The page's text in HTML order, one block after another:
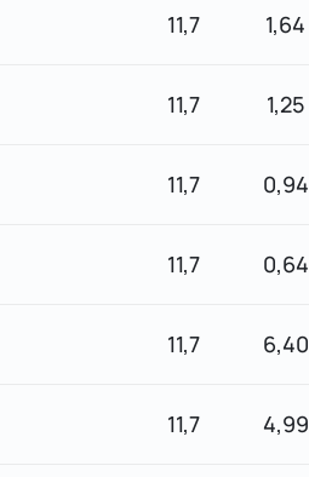
11,7 1,64
11,7 1,25
11,7 0,94
11,7 0,64
11,7 6,40
11,7 4,99